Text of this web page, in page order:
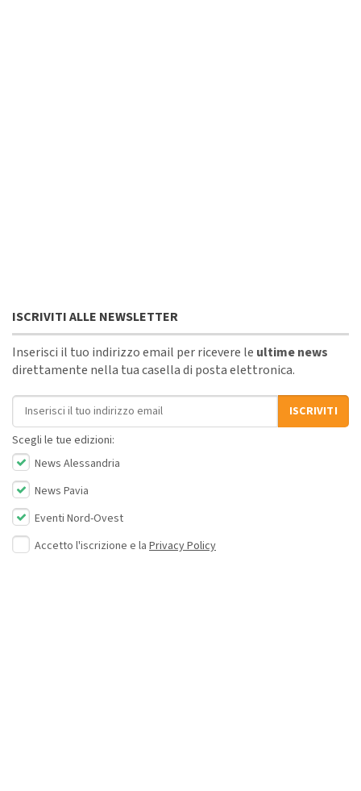
ISCRIVITI ALLE NEWSLETTER
Inserisci il tuo indirizzo email per ricevere le ultime news
direttamente nella tua casella di posta elettronica.
Indirizzo email
ISCRIVITI
Scegli le tue edizioni:
News Alessandria
News Pavia
Eventi Nord-Ovest
Accetto l'iscrizione e la Privacy Policy